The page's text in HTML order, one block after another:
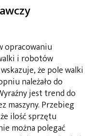
opracowaniu
i robotów
że pole walki
należało do
jest trend do
maszyny. Przebieg
ilość sprzętu
można polegać